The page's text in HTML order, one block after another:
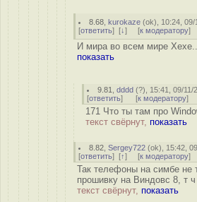
8.68 ,kurokaze (ok), 10:24, 09/
[ответить] [↓] [к модератору]
И мира во всем мире
показать
9.81 ,dddd (?), 15:41, 09/11/
[ответить] [к модератору]
171 Что ты там про
текст свёрнут, показать
8.82 ,Sergey722 (ok), 15:42,
[ответить] [↑] [к модератору]
Так телефоны на симбе не
прошивку на Виндовс 8, т
текст свёрнут, показать